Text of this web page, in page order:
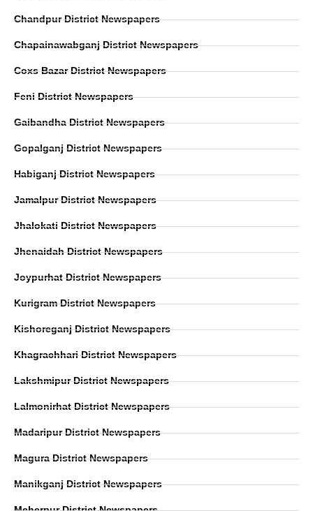
Chandpur District Newspapers
Chapainawabganj District Newspapers
Coxs Bazar District Newspapers
Feni District Newspapers
Gaibandha District Newspapers
Gopalganj District Newspapers
Habiganj District Newspapers
Jamalpur District Newspapers
Jhalokati District Newspapers
Jhenaidah District Newspapers
Joypurhat District Newspapers
Kurigram District Newspapers
Kishoreganj District Newspapers
Khagrachhari District Newspapers
Lakshmipur District Newspapers
Lalmonirhat District Newspapers
Madaripur District Newspapers
Magura District Newspapers
Manikganj District Newspapers